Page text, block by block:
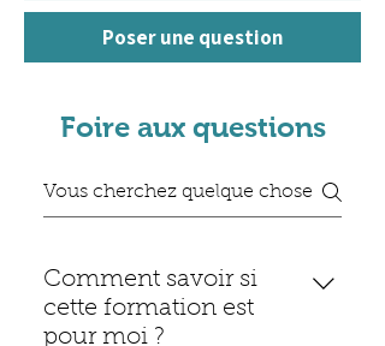
Poser une question
Foire aux questions
Comment savoir si
cette formation est
pour moi ?